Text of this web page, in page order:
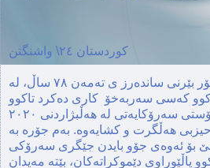
كوردستان ٢٤\ واشنگتن
رۆژی چوارشه‌ممه‌ سه‌ناتۆر بێرنی سانده‌رز ی ته‌مه‌ن ٧٨ ساڵ، له‌
كه‌سی سه‌ربه‌خۆ كاری ده‌كرد تاكوو
ببێته‌ به‌ربژێری حیزب بۆ پۆستی سه‌رۆكایه‌تی له‌ هه‌ڵبژاردنی ٢٠٢٠
هه‌ڵگرت و كشایه‌وه‌. به‌م جۆره‌ به‌
بۆ ئه‌وه‌ی جۆو بایدن جێگری سەرۆکی
پاڵێوراوی دێموکراتەکان، بێته‌ مه‌یدان